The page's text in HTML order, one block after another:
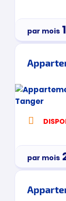
par mois
par mois